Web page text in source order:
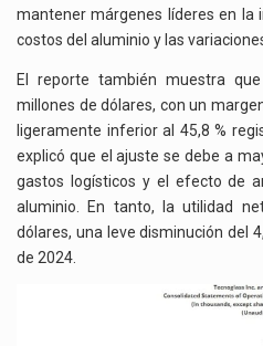
mantener márgenes líderes en la
costos del aluminio y las
El reporte también muestra
millones de dólares, con un
ligeramente inferior al 45,8 %
explicó que el ajuste se debe a
gastos logísticos y el efecto de
aluminio. En tanto, la utilidad
dólares, una leve disminución del
de 2024.